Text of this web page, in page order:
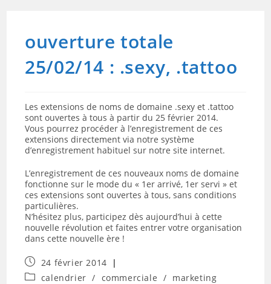
ouverture totale
25/02/14 : .sexy, .tattoo
Les extensions de noms de domaine .sexy et .tattoo
sont ouvertes à tous à partir du 25 février 2014.
Vous pourrez procéder à l’enregistrement de ces
extensions directement via notre système
d’enregistrement habituel sur notre site internet.
L’enregistrement de ces nouveaux noms de domaine
fonctionne sur le mode du « 1er arrivé, 1er servi » et
ces extensions sont ouvertes à tous, sans conditions
particulières.
N’hésitez plus, participez dès aujourd’hui à cette
nouvelle révolution et faites entrer votre organisation
dans cette nouvelle ère !
Publication
publiée :
24 février 2014
Postcalendrier / commerciale / marketing